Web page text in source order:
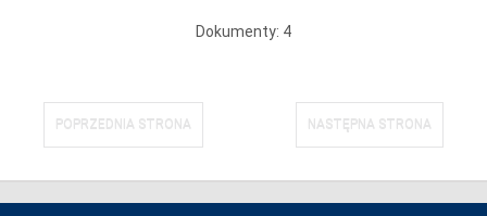
Dokumenty: 4
POPRZEDNIA STRONA NASTĘPNA STRONA